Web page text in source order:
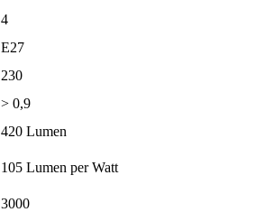
4
E27
230
> 0,9
420 Lumen
105 Lumen per Watt
3000